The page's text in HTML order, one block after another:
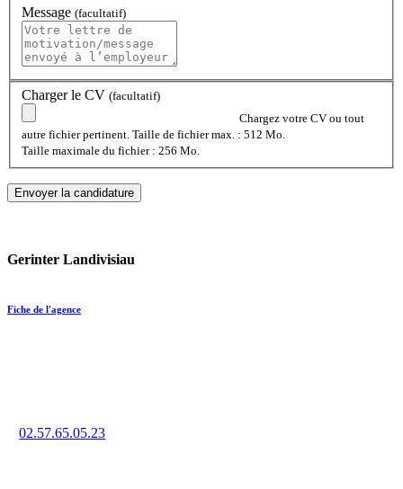
Message (facultatif)
Charger le CV (facultatif)
Chargez votre CV ou tout
autre fichier pertinent. Taille de fichier max. : 512 Mo.
Taille maximale du fichier : 256 Mo.
Gerinter Landivisiau
Fiche de l'agence
02.57.65.05.23